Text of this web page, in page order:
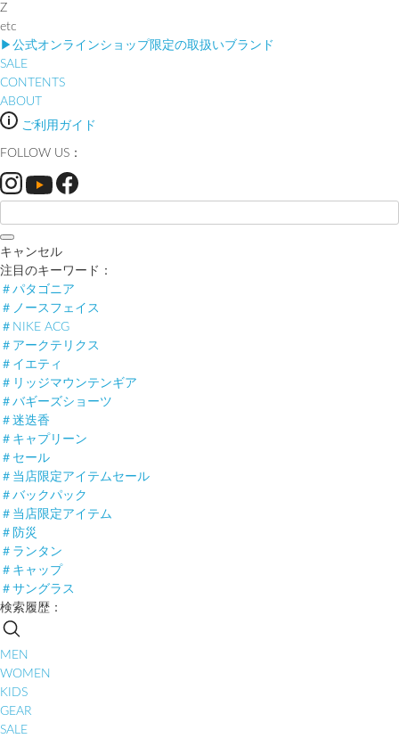
Z
etc
▶︎公式オンラインショップ限定の取扱いブランド
SALE
CONTENTS
ABOUT
ご利用ガイド
FOLLOW US：
キャンセル
注目のキーワード：
＃パタゴニア
＃ノースフェイス
＃NIKE ACG
＃アークテリクス
＃イエティ
＃リッジマウンテンギア
＃バギーズショーツ
＃迷迭香
＃キャプリーン
＃セール
＃当店限定アイテムセール
＃バックパック
＃当店限定アイテム
＃防災
＃ランタン
＃キャップ
＃サングラス
検索履歴：
MEN
WOMEN
KIDS
GEAR
SALE